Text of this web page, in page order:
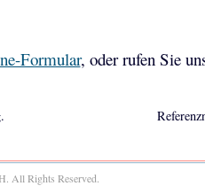
Formular, oder rufen Sie
All Rights Reserved.